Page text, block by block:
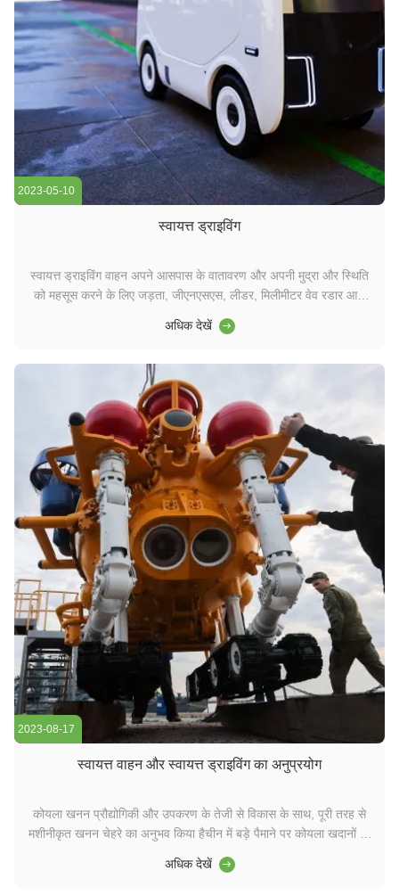
2023-05-10
स्वायत्त ड्राइविंग
स्वायत्त ड्राइविंग वाहन अपने आसपास के वातावरण और अपनी मुद्रा और स्थिति
को महसूस करने के लिए जड़ता, जीएनएसएस, लीडर, मिलीमीटर वेव रडार आदि
सड़क और बाधाओं की सूचनाओं के आधार पर किया जाता है, ताकि वाहन सड़क पर
अधिक देखें
2023-08-17
स्वायत्त वाहन और स्वायत्त ड्राइविंग का अनुप्रयोग
कोयला खनन प्रौद्योगिकी और उपकरण के तेजी से विकास के साथ, पूरी तरह से
मशीनीकृत खनन चेहरे का अनुभव किया हैचीन में बड़े पैमाने पर कोयला खदानों का
आधारहाइड्रोलिक समर्थन के इलेक्ट्रो-हाइड्रोलिक नियंत्रण प्रणाली। धारणा,
अधिक देखें